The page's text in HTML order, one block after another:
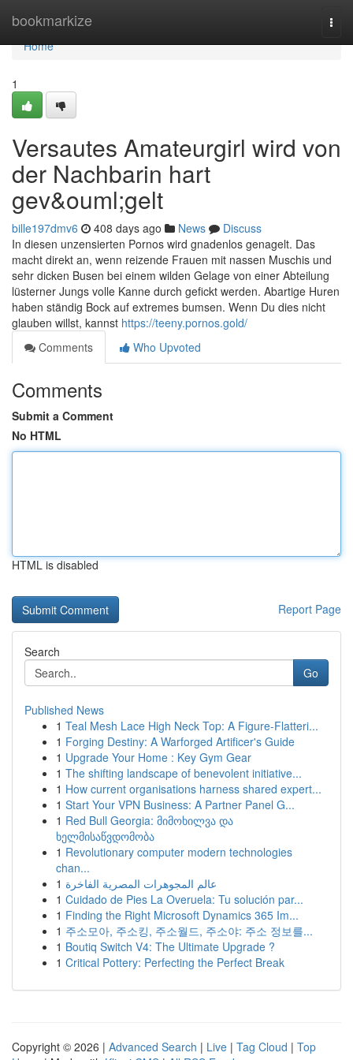
bookmarkize
Home
Home
1
Versautes Amateurgirl wird von
der Nachbarin hart
gev&ouml;gelt
bille197dmv6 408 days ago News
Discuss
In diesen unzensierten Pornos wird gnadenlos genagelt. Das
macht direkt an, wenn reizende Frauen mit nassen Muschis und
sehr dicken Busen bei einem wilden Gelage von einer Abteilung
lüsterner Jungs volle Kanne durch gefickt werden. Abartige Huren
haben ständig Bock auf extremes bumsen. Wenn Du dies nicht
glauben willst, kannst https://teeny.pornos.gold/
Comments
Who Upvoted
Comments
Submit a Comment
No HTML
HTML is disabled
Report Page
Search
Go
Published News
1 Teal Mesh Lace High Neck Top: A Figure-Flatteri...
1 Forging Destiny: A Warforged Artificer's Guide
1 Upgrade Your Home : Key Gym Gear
1 The shifting landscape of benevolent initiative...
1 How current organisations harness shared expert...
1 Start Your VPN Business: A Partner Panel G...
1 Red Bull Georgia: მიმოხილვა და
ხელმისაწვდომობა
1 Revolutionary computer modern technologies
chan...
1 عالم المجوهرات المصرية الفاخرة
1 Cuidado de Pies La Overuela: Tu solución par...
1 Finding the Right Microsoft Dynamics 365 Im...
1 주소모아, 주소킹, 주소월드, 주소야: 주소 정보를...
1 Boutiq Switch V4: The Ultimate Upgrade ?
1 Critical Pottery: Perfecting the Perfect Break
Copyright © 2026 | Advanced Search | Live | Tag Cloud | Top